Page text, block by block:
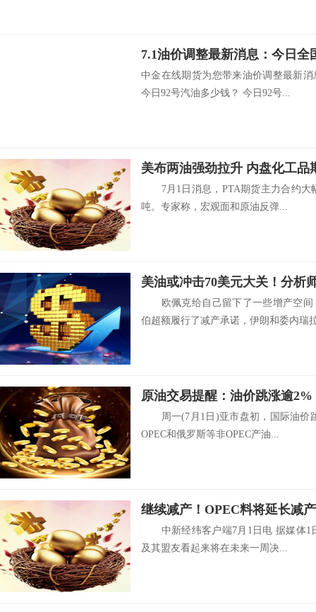
中金在线期货为您带来油价调整最新
今日92号汽油多少钱？ 今日92号...
7月1日消息，PTA期货主力合约大
吨。专家称，宏观面和原油反弹...
欧佩克给自己留下了一些增产空间
伯超额履行了减产承诺，伊朗和委内瑞
原油交易提醒：油价跳涨逾
周一(7月1日)亚市盘初，国际油价
OPEC和俄罗斯等非OPEC产油...
中新经纬客户端7月1日电 据媒体1
及其盟友看起来将在未来一周决...